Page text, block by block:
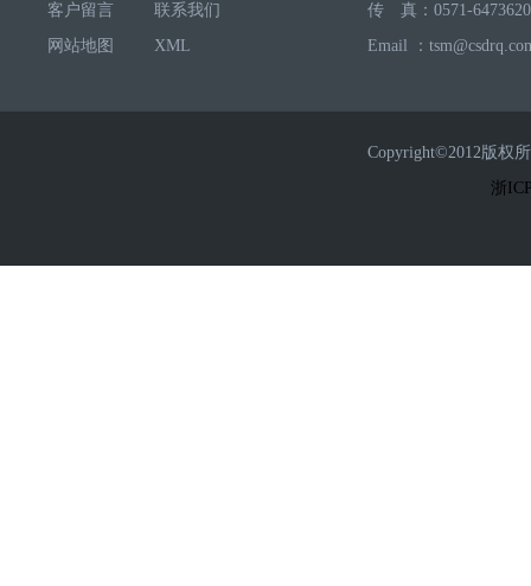
客户留言
联系我们
网站地图
XML
传 真：0571-
Email ：
Copyright©2012版权
浙